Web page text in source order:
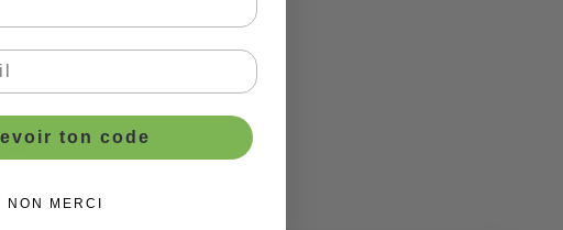
ton code
NON MERCI